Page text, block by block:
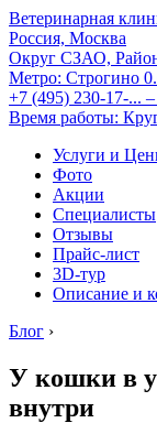
Ветеринарная
Россия, Москва
Округ СЗАО,
Метро: Строгино
+7 (495) 230-17-...
Время работы:
Услуги и
Фото
Акции
Специалисты
Отзывы
Прайс-лист
3D-тур
Описание и
Блог ›
У кошки в
внутри